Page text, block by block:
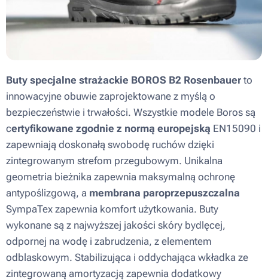
Buty specjalne strażackie BOROS B2 Rosenbauer to
innowacyjne obuwie zaprojektowane z myślą o
bezpieczeństwie i trwałości. Wszystkie modele Boros są
certyfikowane zgodnie z normą europejską EN15090 i
zapewniają doskonałą swobodę ruchów dzięki
zintegrowanym strefom przegubowym. Unikalna
geometria bieżnika zapewnia maksymalną ochronę
antypoślizgową, a membrana paroprzepuszczalna
SympaTex zapewnia komfort użytkowania. Buty
wykonane są z najwyższej jakości skóry bydlęcej,
odpornej na wodę i zabrudzenia, z elementem
odblaskowym. Stabilizująca i oddychająca wkładka ze
zintegrowaną amortyzacją zapewnia dodatkowy